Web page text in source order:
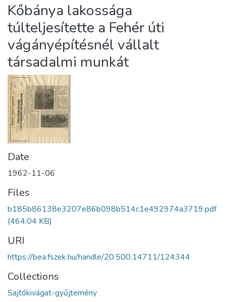
About us
Kőbánya lakossága
túlteljesítette a Fehér úti
vágányépítésnél vállalt
társadalmi munkát
Date
1962-11-06
Files
b185b86138e3207e86b098b514c1e492974a3719.pdf
(464.04 KB)
URI
https://bea.fszek.hu/handle/20.500.14711/124344
Collections
Sajtókivágat-gyűjtemény